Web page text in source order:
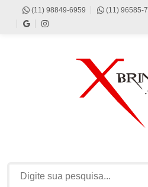
(11) 98849-6959 (11) 96585-